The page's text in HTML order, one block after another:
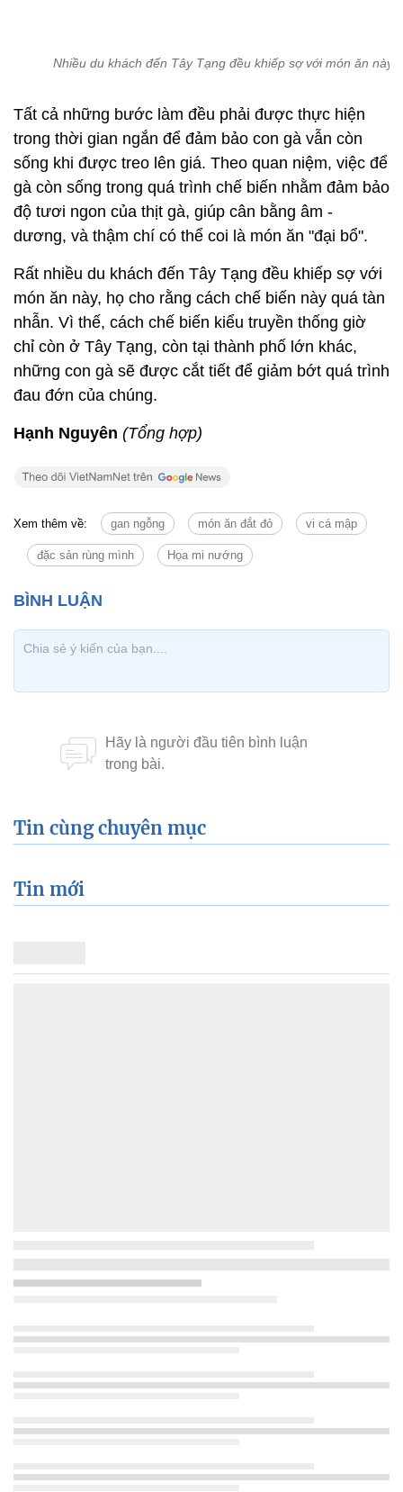
độ tươi ngon của thịt gà, giúp cân bằng âm -
Rất nhiều du khách đến Tây Tạng đều khiếp sợ với
món ăn này, họ cho rằng cách chế biến này quá tàn
nhẫn. Vì thế, cách chế biến kiểu truyền thống giờ
chỉ còn ở Tây Tạng, còn tại thành phố lớn khác,
những con gà sẽ được cắt tiết để giảm bớt quá trình
đau đớn của chúng.
Hạnh Nguyên(Tổng hợp)
Xem thêm về: gan ngỗng món ăn đắt đỏ vi cá mập
đặc sản rùng mình
Tin mới